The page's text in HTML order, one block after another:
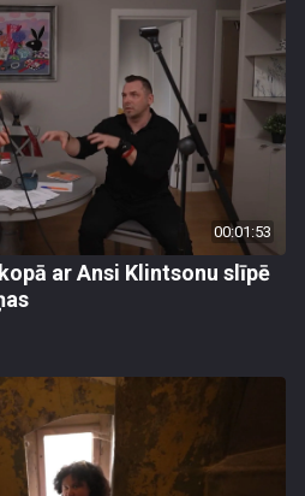
00:01:53
ar Ansi Klintsonu slīpē